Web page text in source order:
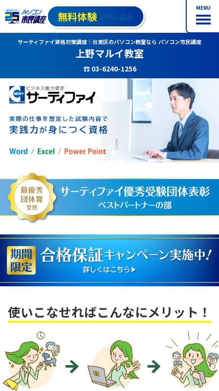
MENU
無料体験 お申し込み
サーティファイ資格対策講座｜台東区のパソコン教室なら パソコン市民講座
上野マルイ教室
☎ 03-6240-1256
使いこなせればこんなにメリット！